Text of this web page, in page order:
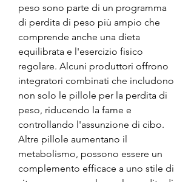
peso sono parte di un programma
di perdita di peso più ampio che
comprende anche una dieta
equilibrata e l'esercizio fisico
regolare. Alcuni produttori offrono
integratori combinati che includono
non solo le pillole per la perdita di
peso, riducendo la fame e
controllando l'assunzione di cibo.
Altre pillole aumentano il
metabolismo, possono essere un
complemento efficace a uno stile di